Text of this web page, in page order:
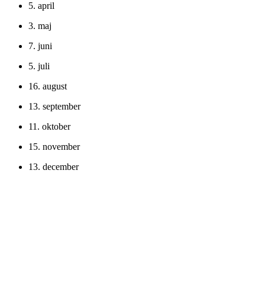
5. april
3. maj
7. juni
5. juli
16. august
13. september
11. oktober
15. november
13. december